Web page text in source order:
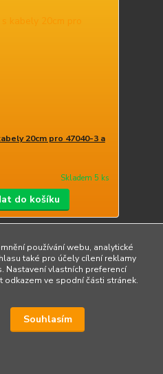
20cm pro 47040-3 a
Skladem 5 ks
do košíku
používání webu, analytické
také pro účely cílení reklamy
Nastavení vlastních preferencí
odkazem ve spodní části stránek.
Souhlasím